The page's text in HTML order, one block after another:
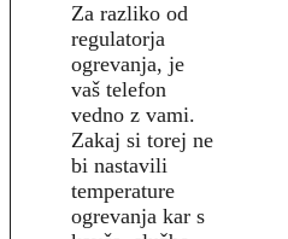
Za razliko od
regulatorja
ogrevanja, je
vaš telefon
vedno z vami.
Zakaj si torej ne
bi nastavili
temperature
ogrevanja kar s